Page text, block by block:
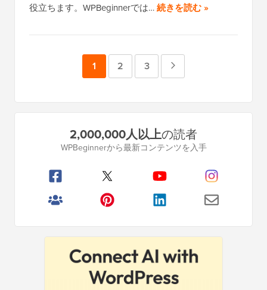
役立ちます。WPBeginnerでは…続きを読む »
ペ
ジ
1
ペ
ジ
2
ペ
ジ
3
ペ
ー
ジ
イ
2,000,000人以上の読者
WPBeginnerから最新コンテンツを入手